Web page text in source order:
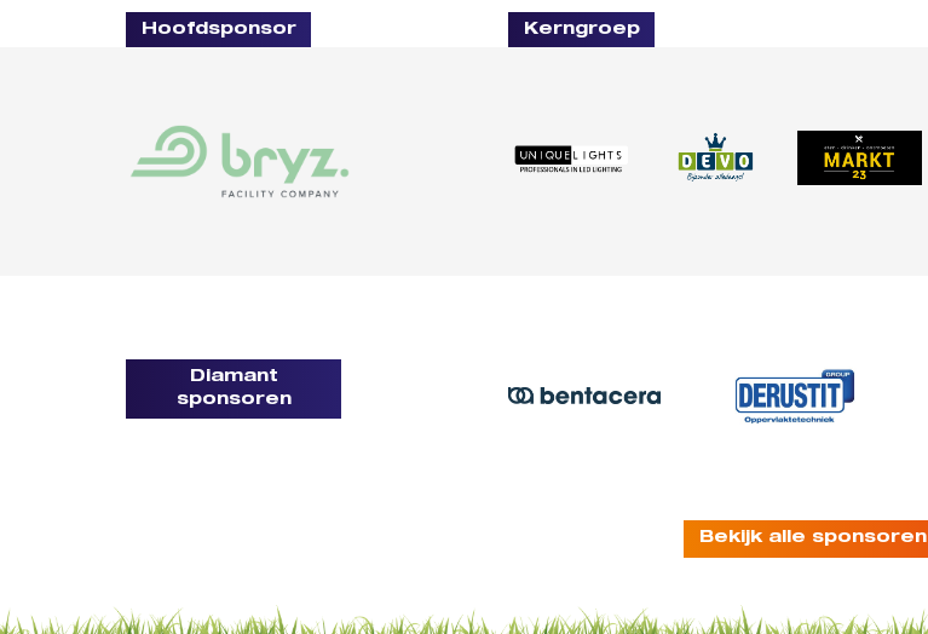
Hoofdsponsor Kerngroep
Diamant
sponsoren
Bekijk alle sponsoren